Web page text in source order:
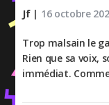
Jf | 16 octobre
Trop malsain le
Rien que sa voix,
immédiat.